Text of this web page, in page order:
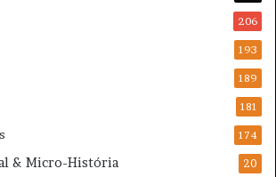
206
193
189
181
174
& Micro-História 20